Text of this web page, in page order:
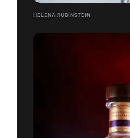
HELENA RUBINSTEIN